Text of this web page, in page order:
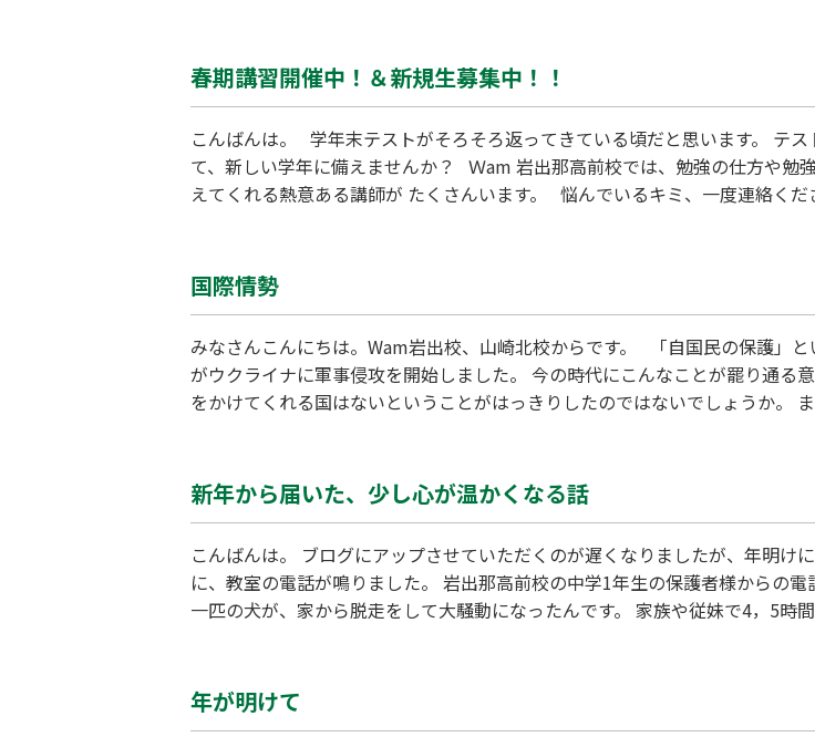
春期講習開催中！＆新規生募集中！！
こんばんは。 学年末テストがそろそろ返ってきている頃だと思います。 テ
て、新しい学年に備えませんか？ Ｗam 岩出那高前校では、勉強の仕方や勉
えてくれる熱意ある講師が たくさんいます。 悩んでいるキミ、一度連絡
国際情勢
みなさんこんにちは。Wam岩出校、山崎北校からです。 「自国民の保護」
がウクライナに軍事侵攻を開始しました。 今の時代にこんなことが罷り通る
をかけてくれる国はないということがはっきりしたのではないでしょうか。
新年から届いた、少し心が温かくなる話
こんばんは。 ブログにアップさせていただくのが遅くなりましたが、年明
に、教室の電話が鳴りました。 岩出那高前校の中学1年生の保護者様からの
一匹の犬が、家から脱走をして大騒動になったんです。 家族や従妹で4，5時
年が明けて